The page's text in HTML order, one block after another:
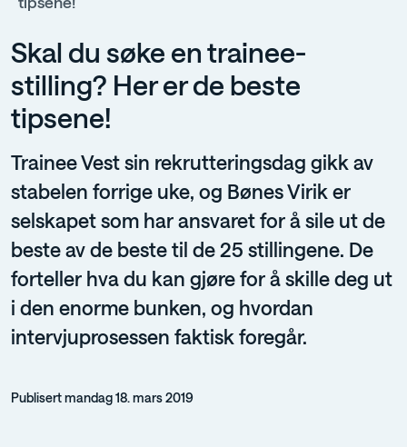
Skal du søke en trainee-
stilling? Her er de beste
tipsene!
Trainee Vest sin rekrutteringsdag gikk av
stabelen forrige uke, og Bønes Virik er
selskapet som har ansvaret for å sile ut de
beste av de beste til de 25 stillingene. De
forteller hva du kan gjøre for å skille deg ut
i den enorme bunken, og hvordan
intervjuprosessen faktisk foregår.
Publisert mandag 18. mars 2019